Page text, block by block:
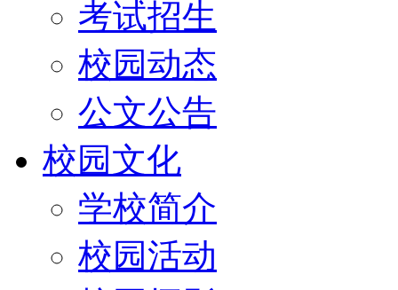
考试招生
校园动态
公文公告
校园文化
学校简介
校园活动